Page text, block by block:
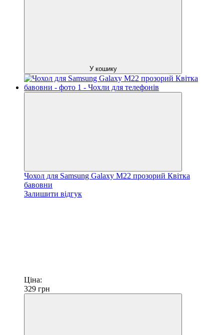
У кошику
Чохол для Samsung Galaxy M22 прозорий Квітка
бавовни
Залишити відгук
Ціна:
329 грн